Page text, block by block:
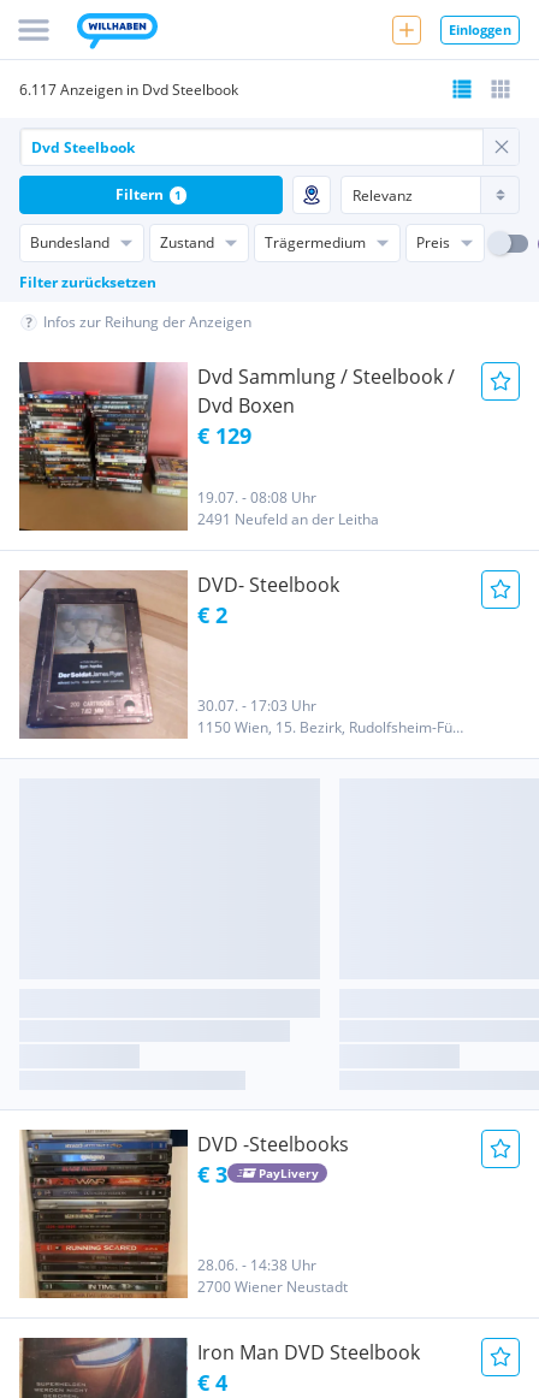
Einloggen
6.117 Anzeigen in Dvd Steelbook
Bundesland Zustand Trägermedium
Preis
Filter zurücksetzen
Filtern 1
Infos zur Reihung der Anzeigen
Dvd Sammlung / Steelbook /
Dvd Boxen
€ 129
19.07. - 08:08 Uhr
2491 Neufeld an der Leitha
DVD- Steelbook
€ 2
30.07. - 17:03 Uhr
1150 Wien, 15. Bezirk, Rudolfsheim-Fünfhaus
DVD -Steelbooks
€ 3 PayLivery
28.06. - 14:38 Uhr
2700 Wiener Neustadt
Iron Man DVD Steelbook
€ 4